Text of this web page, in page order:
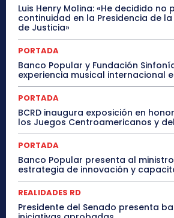
Luis Henry Molina: «He decidido no
continuidad en la Presidencia de
de Justicia»
PORTADA
Banco Popular y Fundación
experiencia musical internacional
PORTADA
BCRD inaugura exposición en
los Juegos Centroamericanos y
PORTADA
Banco Popular presenta al
estrategia de innovación y
REALIDADES RD
Presidente del Senado presenta